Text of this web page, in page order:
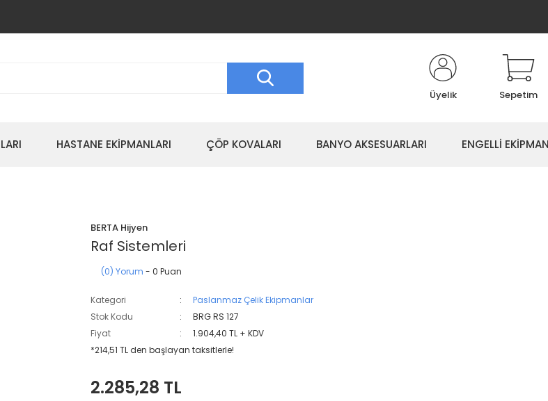
Üyelik Sepetim
HASTANE EKİPMANLARI ÇÖP KOVALARI BANYO AKSESUARLARI ENGELLİ
BERTA Hijyen
Raf Sistemleri
(0) Yorum - 0 Puan
Kategori
Paslanmaz Çelik Ekipmanlar
Stok Kodu
BRG RS 127
Fiyat
1.904,40 TL + KDV
*214,51 TL den başlayan taksitlerle!
2.285,28 TL